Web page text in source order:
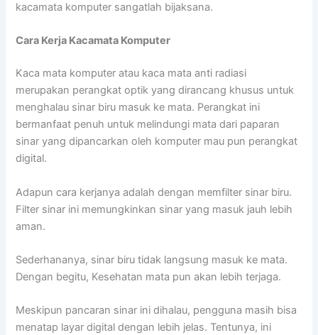
kacamata komputer sangatlah bijaksana.
Cara Kerja Kacamata Komputer
Kaca mata komputer atau kaca mata anti radiasi
merupakan perangkat optik yang dirancang khusus untuk
menghalau sinar biru masuk ke mata. Perangkat ini
bermanfaat penuh untuk melindungi mata dari paparan
sinar yang dipancarkan oleh komputer mau pun perangkat
digital.
Adapun cara kerjanya adalah dengan memfilter sinar biru.
Filter sinar ini memungkinkan sinar yang masuk jauh lebih
aman.
Sederhananya, sinar biru tidak langsung masuk ke mata.
Dengan begitu, Kesehatan mata pun akan lebih terjaga.
Meskipun pancaran sinar ini dihalau, pengguna masih bisa
menatap layar digital dengan lebih jelas. Tentunya, ini